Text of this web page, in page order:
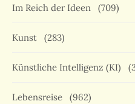
Im Reich der Ideen (709)
Kunst (283)
Künstliche Intelligenz (KI)
Lebensreise (962)